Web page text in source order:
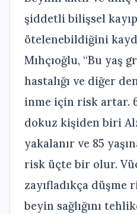
şiddetli bilişsel
ötelenebildiğini
Mıhçıoğlu, “Bu yaş
hastalığı ve diğer
inme için risk artar.
dokuz kişiden biri
yakalanır ve 85
risk üçte bir olur.
zayıfladıkça
beyin sağlığını